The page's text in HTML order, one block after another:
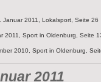
Januar 2011, Lokalsport, Seite 26
2011, Sport in Oldenburg, Seite
2010, Sport in Oldenburg,
2011